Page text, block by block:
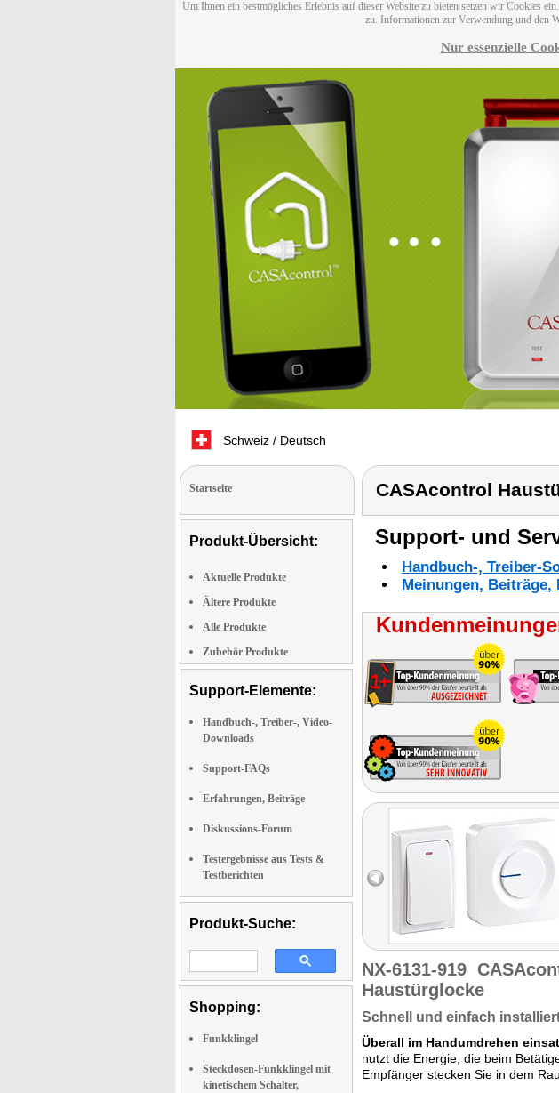
Um Ihnen ein bestmögliches Erlebnis auf dieser Website zu bieten setzen wir Cookies
zu. Informationen zur Verwendung und den
Nur essenzielle
Schweiz / Deutsch
Startseite
Produkt-Übersicht:
Aktuelle Produkte
Ältere Produkte
Alle Produkte
Zubehör Produkte
Support-Elemente:
Handbuch-, Treiber-, Video-
Downloads
Support-FAQs
Erfahrungen, Beiträge
Diskussions-Forum
Testergebnisse aus Tests &
Testberichten
Produkt-Suche:
Shopping:
Funkklingel
Steckdosen-Funkklingel mit
kinetischem Schalter,
CASAcontrol
Support- und
Handbuch-, Treiber-
Meinungen,
NX-6131-919
Haustürglocke
Schnell und einfach
Überall im Handumdrehen
nutzt die Energie, die beim
Empfänger stecken Sie in dem